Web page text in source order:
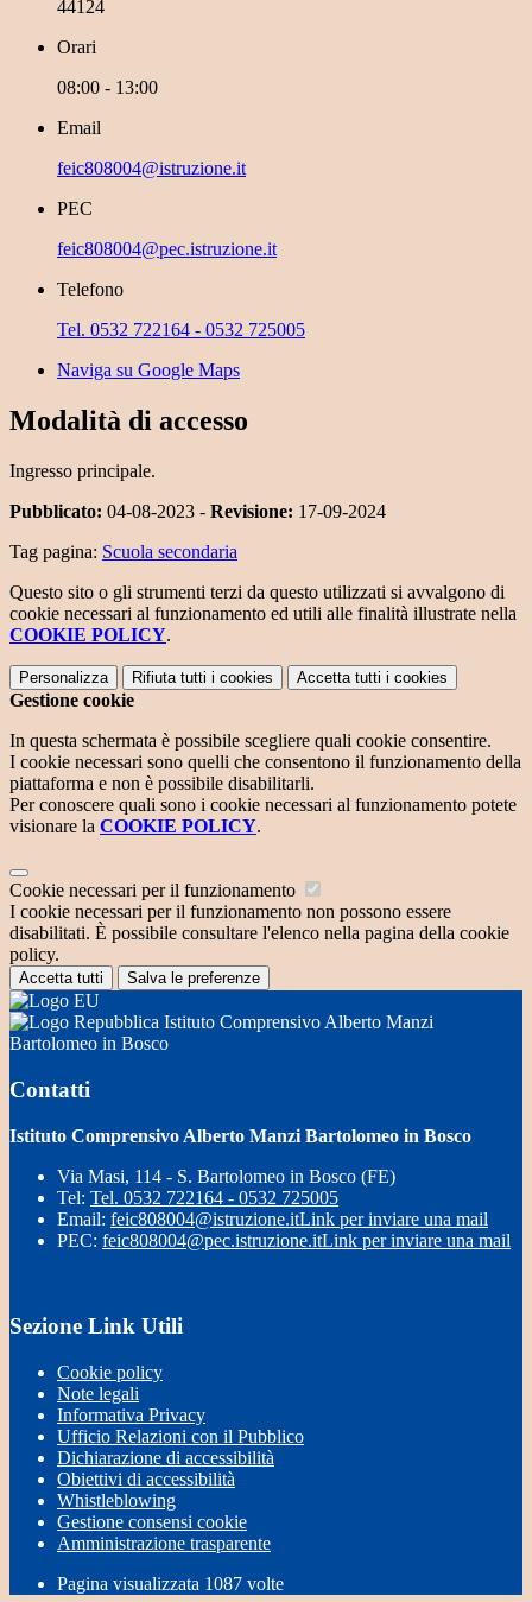
44124
Orari
08:00 - 13:00
Email
feic808004@istruzione.it
PEC
feic808004@pec.istruzione.it
Telefono
Tel. 0532 722164 - 0532 725005
Naviga su Google Maps
Modalità di accesso
Ingresso principale.
Pubblicato: 04-08-2023 - Revisione: 17-09-2024
Tag pagina: Scuola secondaria
Questo sito o gli strumenti terzi da questo utilizzati si avvalgono di
cookie necessari al funzionamento ed utili alle finalità illustrate nella
COOKIE POLICY.
Personalizza Rifiuta tutti i cookies Accetta tutti i cookies
Gestione cookie
In questa schermata è possibile scegliere quali cookie consentire.
I cookie necessari sono quelli che consentono il funzionamento della
piattaforma e non è possibile disabilitarli.
Per conoscere quali sono i cookie necessari al funzionamento potete
visionare la COOKIE POLICY.
Cookie necessari per il funzionamento
I cookie necessari per il funzionamento non possono essere
disabilitati. È possibile consultare l'elenco nella pagina della cookie
policy.
Accetta tutti Salva le preferenze
Istituto Comprensivo Alberto Manzi
Bartolomeo in Bosco
Contatti
Istituto Comprensivo Alberto Manzi Bartolomeo in Bosco
Via Masi, 114 - S. Bartolomeo in Bosco (FE)
Tel: Tel. 0532 722164 - 0532 725005
Email: feic808004@istruzione.itLink per inviare una mail
PEC: feic808004@pec.istruzione.itLink per inviare una mail
Sezione Link Utili
Cookie policy
Note legali
Informativa Privacy
Ufficio Relazioni con il Pubblico
Dichiarazione di accessibilità
Obiettivi di accessibilità
Whistleblowing
Gestione consensi cookie
Amministrazione trasparente
Pagina visualizzata 1087 volte